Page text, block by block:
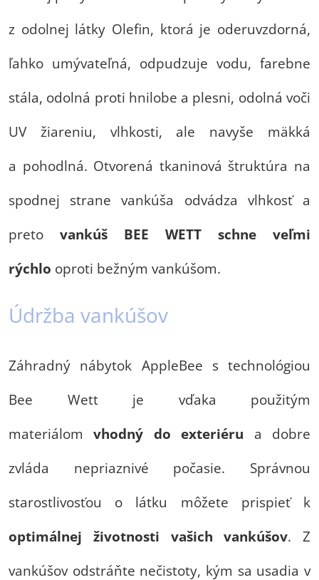
z odolnej látky Olefin, ktorá je oderuvzdorná,
ľahko umývateľná, odpudzuje vodu, farebne
stála, odolná proti hnilobe a plesni, odolná voči
UV žiareniu, vlhkosti, ale navyše mäkká
a pohodlná. Otvorená tkaninová štruktúra na
spodnej strane vankúša odvádza vlhkosť a
preto vankúš BEE WETT schne veľmi
rýchlo oproti bežným vankúšom.
Údržba vankúšov
Záhradný nábytok AppleBee s technológiou
Bee Wett je vďaka použitým
materiálomvhodný do exteriéru a dobre
zvláda nepriaznivé počasie. Správnou
starostlivosťou o látku môžete prispieť k
optimálnej životnosti vašich vankúšov. Z
vankúšov odstráňte nečistoty, kým sa usadia v